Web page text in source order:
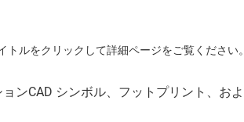
ルをクリックして詳細ページをご覧ください。